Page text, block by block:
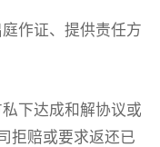
作证、提供责任方
下达成和解协议或
拒赔或要求返还已